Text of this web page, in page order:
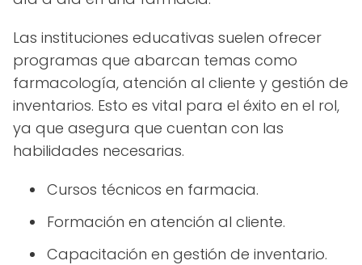
Las instituciones educativas suelen ofrecer
programas que abarcan temas como
farmacología, atención al cliente y gestión de
inventarios. Esto es vital para el éxito en el rol,
ya que asegura que cuentan con las
habilidades necesarias.
Cursos técnicos en farmacia.
Formación en atención al cliente.
Capacitación en gestión de inventario.